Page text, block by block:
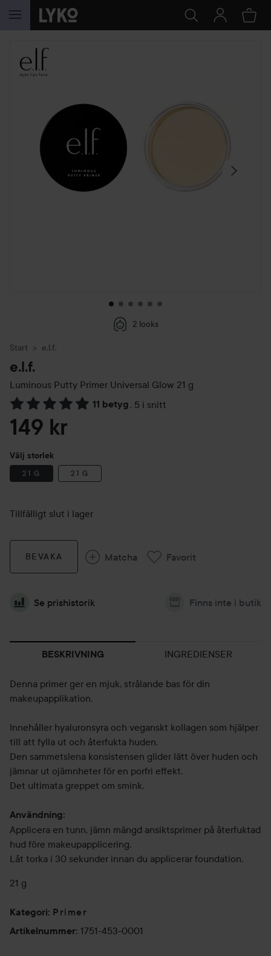
HOPPA TILL INNEHÅLLET
HOPPA ÖVER SEKTIONEN
2 looks
Start e.l.f.
e.l.f.
Luminous Putty Primer Universal Glow 21 g
11 betyg , 5 i snitt
Hoppa till Betyg & kommentarer
149 kr
Välj storlek
21 G 21 G
Tillfälligt slut i lager
BEVAKA Matcha Favorit
Se prishistorik Finns inte i butik
BESKRIVNING INGREDIENSER
Denna primer ger en mjuk, strålande bas för din
makeupapplikation.
Innehåller hyaluronsyra och veganskt kollagen som hjälper
till att fylla ut och återfukta huden.
Den sammetslena konsistensen glider lätt över huden och
jämnar ut ojämnheter för en porfri effekt.
Det ultimata greppet om smink.
Användning:
Applicera en tunn, jämn mängd ansiktsprimer på återfuktad
hud före makeupapplicering.
Låt torka i 30 sekunder innan du applicerar foundation.
21 g
Kategori: Primer
Artikelnummer: 1751-453-0001